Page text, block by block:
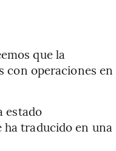
que la
con operaciones en
estado
ha traducido en una